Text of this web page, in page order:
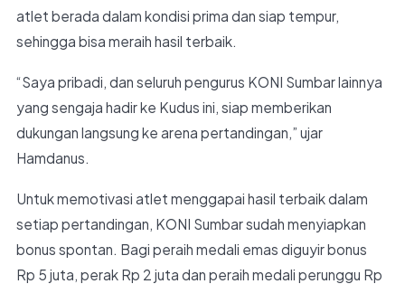
atlet berada dalam kondisi prima dan siap tempur,
sehingga bisa meraih hasil terbaik.
“Saya pribadi, dan seluruh pengurus KONI Sumbar lainnya
yang sengaja hadir ke Kudus ini, siap memberikan
dukungan langsung ke arena pertandingan,” ujar
Hamdanus.
Untuk memotivasi atlet menggapai hasil terbaik dalam
setiap pertandingan, KONI Sumbar sudah menyiapkan
bonus spontan. Bagi peraih medali emas diguyir bonus
Rp 5 juta, perak Rp 2 juta dan peraih medali perunggu Rp